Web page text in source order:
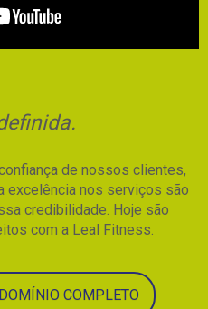
de nossos clientes,
excelência nos serviços são
credibilidade. Hoje são
com a Leal Fitness.
COMPLETO